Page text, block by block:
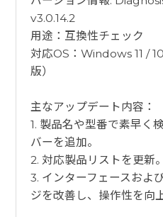
v3.0.14.2
用途：互換性チェック
対応OS：Windows 11 /
版）
​主なアップデート内容：
1. 製品名や型番で素早く
バーを追加。
2. 対応製品リストを更新。
3. インターフェースおよ
ジを改善し、操作性を向上